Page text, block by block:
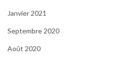
Janvier 2021
Septembre 2020
Août 2020